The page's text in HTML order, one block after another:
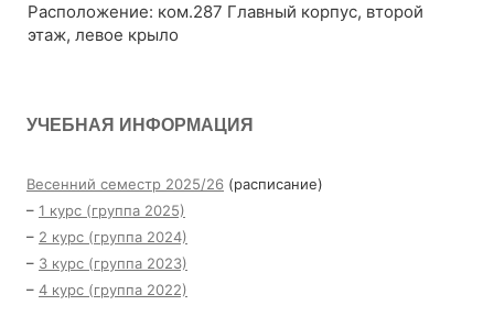
Расположение: ком.287 Главный корпус, второй
этаж, левое крыло
УЧЕБНАЯ ИНФОРМАЦИЯ
Весенний семестр 2025/26 (расписание)
– 1 курс (группа 2025)
– 2 курс (группа 2024)
– 3 курс (группа 2023)
– 4 курс (группа 2022)